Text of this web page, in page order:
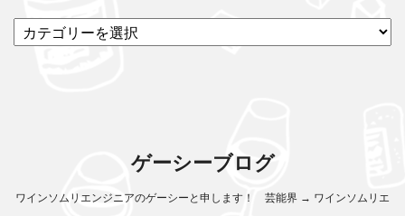
テ
ゲーシーブログ
ワインソムリエンジニアのゲーシーと申します！ 芸能界 → ワインソムリエ